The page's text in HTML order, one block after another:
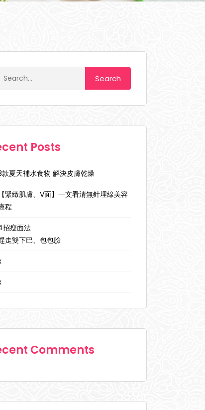
Posts
款夏天補水食物 解決皮膚乾燥
【緊緻肌膚、V面】一文看清無針埋線美容
程
招瘦面法
走雙下巴、包包臉
Comments